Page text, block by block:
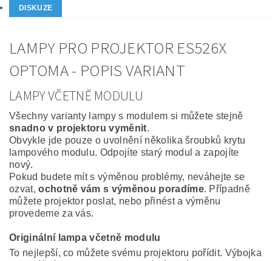
DISKUZE
LAMPY PRO PROJEKTOR ES526X
OPTOMA - POPIS VARIANT
LAMPY VČETNĚ MODULU
Všechny varianty lampy s modulem si můžete stejně
snadno v projektoru vyměnit.
Obvykle jde pouze o uvolnění několika šroubků krytu
lampového modulu. Odpojíte starý modul a zapojíte
nový.
Pokud budete mít s výměnou problémy, neváhejte se
ozvat,ochotně vám s výměnou poradíme. Případně
můžete projektor poslat, nebo přinést a výměnu
provedeme za vás.
Originální lampa včetně modulu
To nejlepší, co můžete svému projektoru pořídit. Výbojka